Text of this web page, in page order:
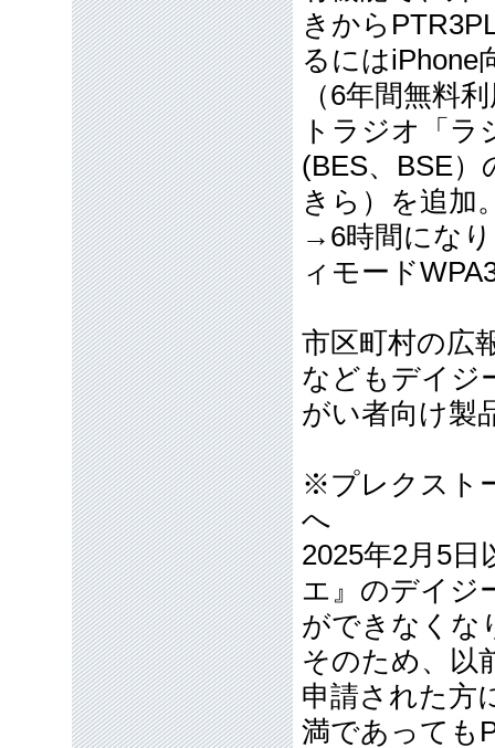
きから
るにはiPhone
（6年間無料
トラジオ「ラ
(BES、BSE
きら）を追加
→6時間にな
ィモード
市区町村の広
などもデイジ
がい者向け製
※プレクスト
へ
2025年2月5
エ』のデイジ
ができなくな
そのため、以
申請された方
満であっても